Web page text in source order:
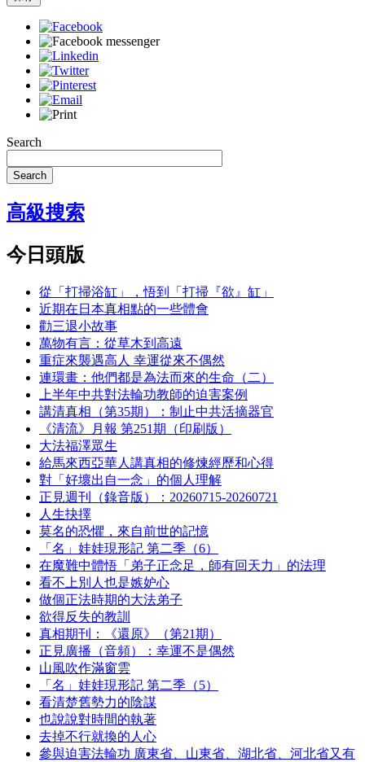
Search
Search
高級搜索
今日頭版
從「打掃浴缸」，悟到「打掃『欲』缸」
近期在日本真相點的一些體會
勸三退小故事
萬物有言：從草木到高遠
重症來襲遇高人 幸運從來不偶然
連環畫：他們都是為法而來的生命（二）
上半年中共對法輪功教師的迫害案例
講清真相（第35期）：制止中共活摘器官
《清流》月報 第251期（印刷版）
大法福澤眾生
給馬來西亞華人講真相的修煉經歷和心得
對「好壞出自一念」的個人理解
正見週刊（錄音版）：20260715-20260721
人生抉擇
莫名的恐懼，來自前世的記憶
「名」娃娃現形記 第二季（6）
在魔難中體悟「弟子正念足，師有回天力」的法理
看不上別人也是嫉妒心
做個正法時期的大法弟子
欲得反失的教訓
真相期刊：《還原》（第21期）
正見廣播（音頻）：幸運不是偶然
山風吹作滿窗雲
「名」娃娃現形記 第二季（5）
看清楚舊勢力的陰謀
也說說對時間的執著
去掉不行就換的人心
參與迫害法輪功 廣東省、山東省、湖北省、河北省又有